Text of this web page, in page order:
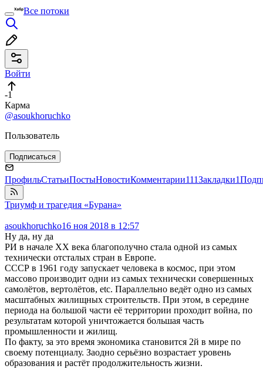
Все потоки
Войти
-1
Карма
@asoukhoruchko
Пользователь
Подписаться
ПрофильСтатьиПостыНовостиКомментарии111Закладки1
Триумф и трагедия «Бурана»
asoukhoruchko16 ноя 2018 в 12:57
Ну да, ну да
РИ в начале ХХ века благополучно стала одной из самых
технически отсталых стран в Европе.
СССР в 1961 году запускает человека в космос, при этом
массово производит одни из самых технически совершенных
самолётов, вертолётов, etc. Параллельно ведёт одно из самых
масштабных жилищных строительств. При этом, в середине
периода на большой части её территории проходит война, по
результатам которой уничтожается большая часть
промышленности и жилищ.
По факту, за это время экономика становится 2й в мире по
своему потенциалу. Заодно серьёзно возрастает уровень
образования и растёт продолжительность жизни.